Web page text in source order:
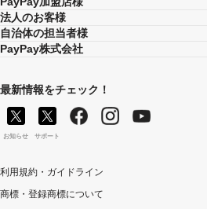
法人のお客様
自治体の担当者様
PayPay株式会社
最新情報をチェック！
お知らせ サポート
利用規約・ガイドライン
商標・登録商標について